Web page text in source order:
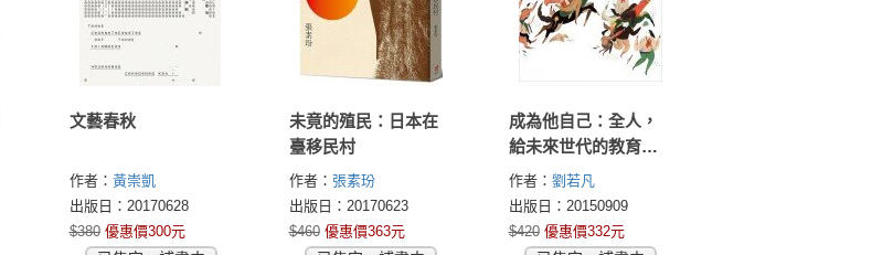
文藝春秋
作者： 黃崇凱
出版日：20170628
$380 優惠價300元
未竟的殖民：日本在
臺移民村
作者： 張素玢
出版日：20170623
$460 優惠價363元
成為他自己：全人，
給未來世代的教育烏
托邦
作者： 劉若凡
出版日：20150909
$420 優惠價332元